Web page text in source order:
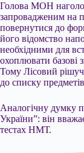
Голова МОН
запровадженим на
повернутися до
його відомство
необхідними для
охоплювати базові
Тому Лісовий
до списку
Аналогічну думку
України”: він
тестах НМТ.